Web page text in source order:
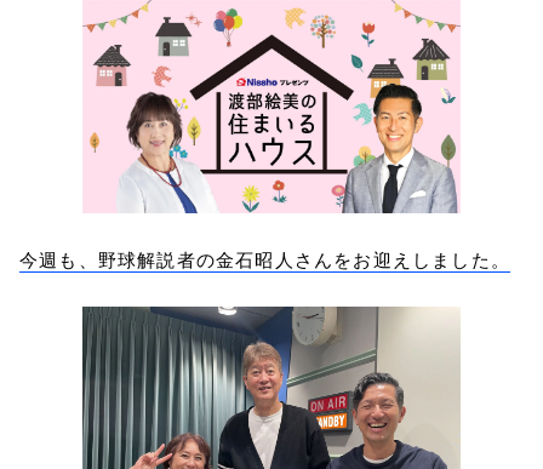
今週も、野球解説者の金石昭人さんをお迎えしました。